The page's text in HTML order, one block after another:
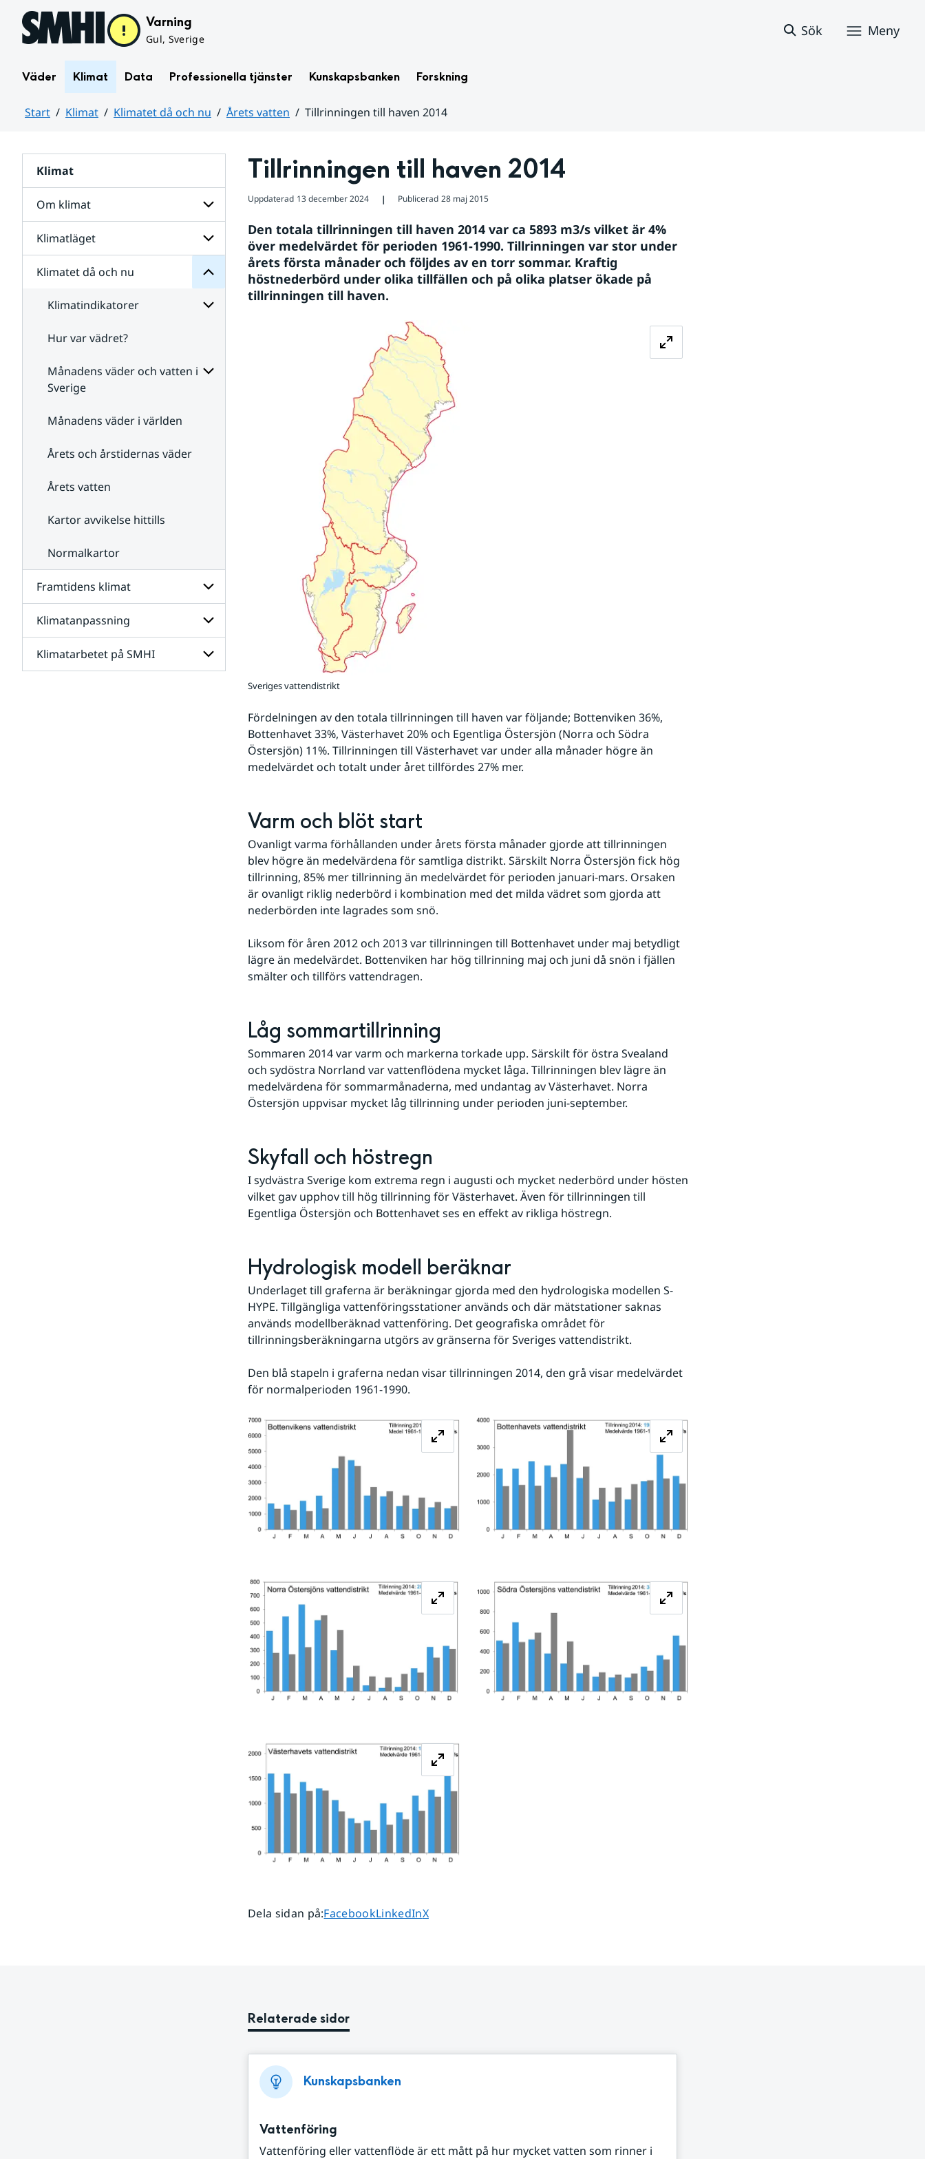
Hoppa till sidans innehåll Varning
Gul, Sverige
Sök Meny
Väder Klimat Data Professionella tjänster Kunskapsbanken Forskning
Start Klimat Klimatet då och nu Årets vatten
Tillrinningen till haven 2014
Klimat
Om klimat
Undersidor
för
Om
klimat
Klimatläget
Undersidor
Klimatläget
Klimatet då och nu
Undersidor
för
Klimatet
då
och
Klimatindikatorer
Klimatindikatorer
Hur var vädret?
Månadens väder och vatten i
Sverige
Månadens väder i världen
Årets och årstidernas väder
Årets vatten
Kartor avvikelse hittills
Normalkartor
Framtidens klimat
Undersidor
för
Framtidens
klimat
Klimatanpassning
Undersidor
för
Klimatanpassning
Klimatarbetet på SMHI
Undersidor
Klimatarbetet
Tillrinningen till haven 2014
Uppdaterad 13 december 2024 ❘ Publicerad 28 maj 2015
Den totala tillrinningen till haven 2014 var ca 5893 m3/s vilket är 4%
över medelvärdet för perioden 1961-1990. Tillrinningen var stor under
årets första månader och följdes av en torr sommar. Kraftig
höstnederbörd under olika tillfällen och på olika platser ökade på
tillrinningen till haven.
Sveriges vattendistrikt
Fördelningen av den totala tillrinningen till haven var följande; Bottenviken 36%,
Bottenhavet 33%, Västerhavet 20% och Egentliga Östersjön (Norra och Södra
Östersjön) 11%. Tillrinningen till Västerhavet var under alla månader högre än
medelvärdet och totalt under året tillfördes 27% mer.
Varm och blöt start
Ovanligt varma förhållanden under årets första månader gjorde att tillrinningen
blev högre än medelvärdena för samtliga distrikt. Särskilt Norra Östersjön fick hög
tillrinning, 85% mer tillrinning än medelvärdet för perioden januari-mars. Orsaken
är ovanligt riklig nederbörd i kombination med det milda vädret som gjorda att
nederbörden inte lagrades som snö.
Liksom för åren 2012 och 2013 var tillrinningen till Bottenhavet under maj betydligt
lägre än medelvärdet. Bottenviken har hög tillrinning maj och juni då snön i fjällen
smälter och tillförs vattendragen.
Låg sommartillrinning
Sommaren 2014 var varm och markerna torkade upp. Särskilt för östra Svealand
och sydöstra Norrland var vattenflödena mycket låga. Tillrinningen blev lägre än
medelvärdena för sommarmånaderna, med undantag av Västerhavet. Norra
Östersjön uppvisar mycket låg tillrinning under perioden juni-september.
Skyfall och höstregn
I sydvästra Sverige kom extrema regn i augusti och mycket nederbörd under hösten
vilket gav upphov till hög tillrinning för Västerhavet. Även för tillrinningen till
Egentliga Östersjön och Bottenhavet ses en effekt av rikliga höstregn.
Hydrologisk modell beräknar
Underlaget till graferna är beräkningar gjorda med den hydrologiska modellen S-
HYPE. Tillgängliga vattenföringsstationer används och där mätstationer saknas
används modellberäknad vattenföring. Det geografiska området för
tillrinningsberäkningarna utgörs av gränserna för Sveriges vattendistrikt.
Den blå stapeln i graferna nedan visar tillrinningen 2014, den grå visar medelvärdet
för normalperioden 1961-1990.
Dela sidan på:Dela sidan på
FacebookDela sidan på
LinkedInDela sidan på
X
Relaterade sidor
Kunskapsbanken
Vattenföring
Vattenföring eller vattenflöde är ett mått på hur mycket vatten som rinner i